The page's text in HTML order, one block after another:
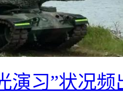
演习”状况